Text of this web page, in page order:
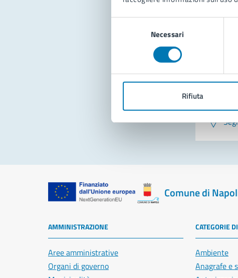
Necessari
Rifiuta
Comune di
AMMINISTRAZIONE
Aree amministrative
Organi di governo
CATEGORIE
Ambiente
Anagrafe e